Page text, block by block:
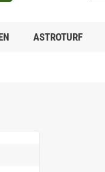
ASTROTURF